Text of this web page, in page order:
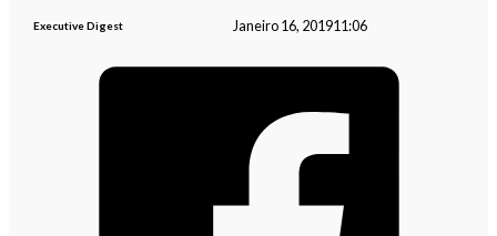
Executive Digest Janeiro 16, 201911:06